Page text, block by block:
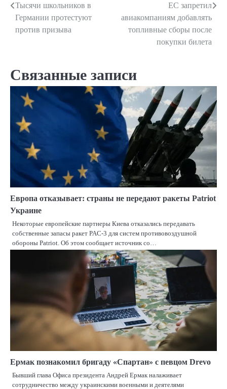
Навигация
по
Тысячи школьников в
Германии протестуют
против призыва
ЕС запретил
авиакомпаниям добавлять
топливные сборы после
покупки билета
Связанные записи
Европа отказывает: страны не передают ракеты Patriot
Украине
Некоторые европейские партнеры Киева отказались передавать
собственные запасы ракет PAC-3 для систем противовоздушной
обороны Patriot. Об этом сообщает источник со…
Ермак познакомил бригаду «Спартан» с певцом Drevo
Бывший глава Офиса президента Андрей Ермак налаживает
сотрудничество между украинскими военными и деятелями